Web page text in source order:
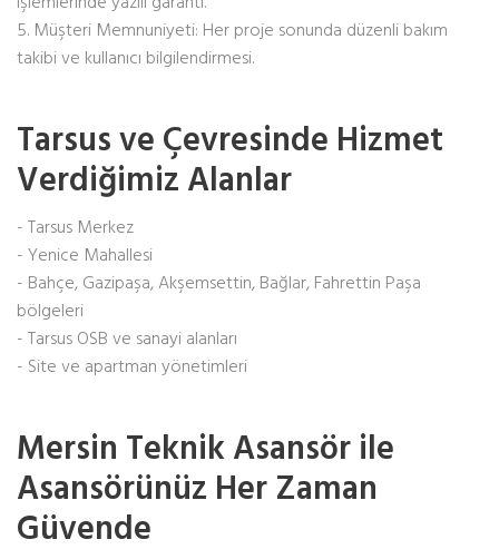
5. Müşteri Memnuniyeti: Her proje sonunda düzenli bakım
takibi ve kullanıcı bilgilendirmesi.
Tarsus ve Çevresinde Hizmet
Verdiğimiz Alanlar
- Tarsus Merkez
- Yenice Mahallesi
- Bahçe, Gazipaşa, Akşemsettin, Bağlar, Fahrettin Paşa
bölgeleri
- Tarsus OSB ve sanayi alanları
- Site ve apartman yönetimleri
Mersin Teknik Asansör ile
Asansörünüz Her Zaman
Güvende